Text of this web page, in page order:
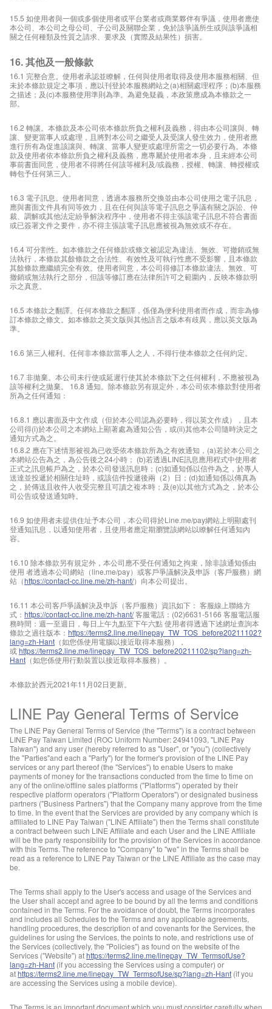
15.5 如使用者與一個或多個使用者或平台業者或商業夥伴有爭議，使用者應使
本公司、本公司之母公司、子公司及關聯企業，免於該爭議所生或與該爭議相
關之任何種類及性質之請求、要求及（實際及結果性）損害。
16. 其他及一般條款
16.1 完整合意。使用者承認並瞭解，任何與使用者取得及使用本服務相關、但
未於本條款規定之事項，應以刊登於本服務網站之(a)相關處理程序；(b)本服務
之描述；及(c)本服務使用準則為準。為避免疑義，本政策應成為本條款之一
部。
16.2 轉讓。本條款及本公司依本條款所負之權利及義務，得由本公司讓與、轉
讓、變更當事人或處理，且將對本公司之繼受人及受讓人發生效力，使用者應
進行所有為促進該讓與、轉讓、當事人變更或處理所需之一切必要行為。本條
款及使用者依本條款所負之權利及義務，應專屬於使用者本身，且未經本公司
事前書面同意，使用者不得將任何該等權利及/或義務，授權、轉讓、轉授權或
轉包予任何第三人。
16.3 電子訊息。使用者同意，透過本服務所交換並由本公司使用之電子訊息，
應與書面文件具有同等效力，且在任何與該等電子訊息之爭議有關之訴訟、仲
裁、調解或其他法定紛爭解決程序中，使用者不得主張該電子訊息不符合書面
或已簽署文件之要件，亦不得主張該電子訊息應被視為無效或不存在。
16.4 可分割性。如本條款之任何條款或條文被認定為違法、無效、可撤銷或無
法執行，本條款其餘條款之合法性、有效性及可執行性應不受影響，且本條款
其餘條款應繼續完全有效。使用者同意，本公司得修訂本條款違法、無效、可
撤銷或無法執行之部分，但該等修訂應在法律所許可之範圍內，反映本條款明
示之真意。
16.5 本條款之翻譯。任何本條款之翻譯，係僅為便利使用者而作成，而非為修
訂本條款之條文。如本條款之英文版與其他語言之版本有歧異，應以英文版為
準。
16.6 第三人權利。任何非本條款當事人之人，不得行使本條款之任何約定。
16.7 非拋棄。本公司未行使或延遲行使其於本條款下之任何權利，不應被視為
該等權利之拋棄。 16.8 通知。除本條款另有規定外，本公司依本條款對使用者
所為之任何通知：
16.8.1 應以書面及中文作成（但於本公司認為必要時，得以英文作成），且本
公司得(i)於本公司之本網站上顯著處為通知公告，或(ii)其他本公司隨時決定之
通知方式為之。
16.8.2 應在下述情形被視為已收受依本條款所為之有效通知，(a)若於本公司之
本網站公告為之，為公告後之24小時； (b)若透過LINE訊息應用程式中使用者
正式之訊息帳戶為之，於本公司發送訊息時；(c)如通知係以信件為之，於專人
送達並投遞於相關住址時，或該信件投遞後兩（2）日；(d)如通知係以傳真為
之，於傳送且收件人收受完整且可讀之複本時；及(e)以其他方式為之，於本公
司公告或發送通知時。
16.9 如使用者未提供住址予本公司，本公司得於Line.me/pay網站上明顯處刊
登通知訊息，以通知使用者，且使用者應定期瀏覽該網站以瞭解任何通知內
容。
16.10 除本條款另有規定外，本公司應不受任何通知之拘束，除非該通知係由
使用 者透過本公司網站（line.me/pay）或客戶爭議解決及申訴（客戶服務）網
站（https://contact-cc.line.me/zh-hant/）向本公司提出。
16.11 本公司客戶爭議解決及申訴（客戶服務）資訊如下： 客服線上聯絡方
式： https://contact-cc.line.me/zh-hant/客服電話：(02)6631-5166 客服電話服
務時間：週一至週日，每日上午九點至下午六點 使用者得透過下述網址查詢本
條款之過往版本： https://terms2.line.me/linepay_TW_TOS_before20211102?
lang=zh-Hant （如您係使用電腦以接近取得本服務），
或https://terms2.line.me/linepay_TW_TOS_before20211102/sp?lang=zh-
Hant （如您係使用行動裝置以接近取得本服務）。
本條款於西元2021年11月02日更新。
LINE Pay General Terms of Service
The LINE Pay General Terms of Service (the "Terms") is a contract between
LINE Pay Taiwan Limited (ROC Uniform Number: 24941093, "LINE Pay
Taiwan") and any user (hereby referred to as "User", or "you") (collectively
the "Parties"and each a "Party") for the former's provision of the LINE Pay
services or any part thereof (the "Services") to enable Users to make
payments of money for the transactions conducted from the time to time on
any of the online/offline sales platforms ("Platforms") operated by their
respective platform operators ("Platform Operators") or designated business
partners ("Business Partners") that the Company many approve from the time
to time. In the event that the Services are provided by any company which is
affiliated to LINE Pay Taiwan ("LINE Affiliate") then the Terms shall constitute
a contract between such LINE Affiliate and each User and the LINE Affiliate
will be the party responsibility for the provision of the Services in accordance
with this Terms. The reference to "Company" to "we" in the Terms shall be
read as a reference to LINE Pay Taiwan or the LINE Affiliate as the case may
be.
The Terms shall apply to the User's access and usage of the Services and
the User shall accept and agree to be bound by all the terms and conditions
contained in the Terms. For the avoidance of doubt, the Terms incorporates
and includes all Schedules to the Terms and any applicable agreements,
handling procedures, the description of and covenants for the Services, the
guidelines for using the Services, the points to note, and restrictions use of
the Services (collectively, the "Policies") as found on the website of the
Services ("Website") athttps://terms2.line.me/linepay_TW_TermsofUse?
lang=zh-Hant (if you accessing the Services using a computer) or
athttps://terms2.line.me/linepay_TW_TermsofUse/sp?lang=zh-Hant (if you
are accessing the Services using a mobile device).
The Terms is an important document which you must consider carefully when